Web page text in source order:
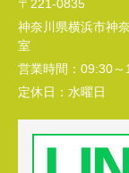
〒221-0835
神奈川県横浜市神
室
営業時間： 09:30～
定休日： 水曜日